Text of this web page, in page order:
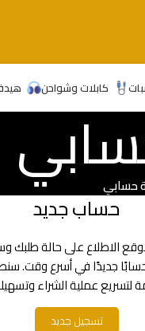
كابلات وشواحن
حسابي
حساب جديد
الاطلاع على حالة
جديدًا في أسرع وقت.
لتسريع عملية الشراء
تسجيل جديد